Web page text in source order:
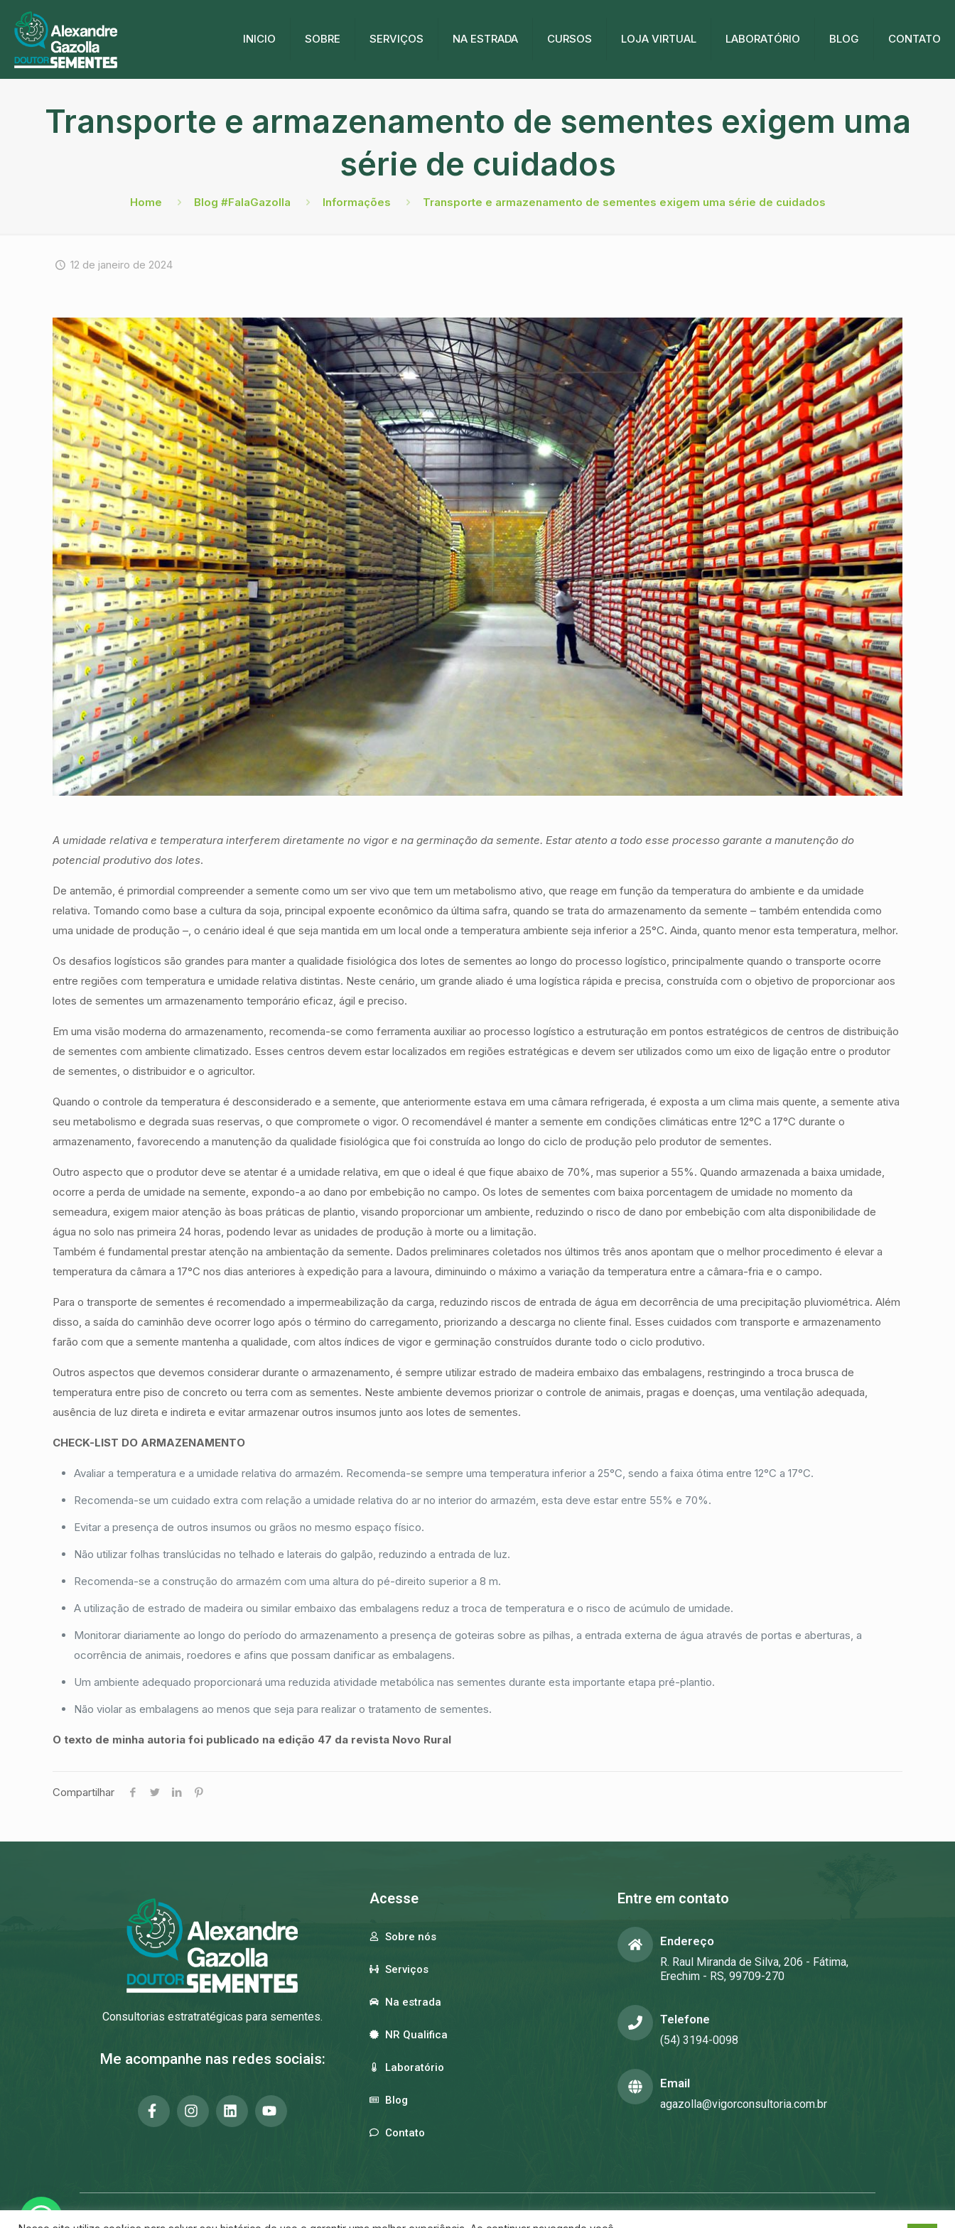
INICIO SOBRE SERVIÇOS NA ESTRADA CURSOS LOJA VIRTUAL LABORATÓRIO BLOG CONTATO
Transporte e armazenamento de sementes exigem uma
série de cuidados
Home Blog #FalaGazolla Informações Transporte e armazenamento de sementes exigem uma série de cuidados
12 de janeiro de 2024
A umidade relativa e temperatura interferem diretamente no vigor e na germinação da semente. Estar atento a todo esse processo garante a manutenção do
potencial produtivo dos lotes.
De antemão, é primordial compreender a semente como um ser vivo que tem um metabolismo ativo, que reage em função da temperatura do ambiente e da umidade
relativa. Tomando como base a cultura da soja, principal expoente econômico da última safra, quando se trata do armazenamento da semente – também entendida como
uma unidade de produção –, o cenário ideal é que seja mantida em um local onde a temperatura ambiente seja inferior a 25°C. Ainda, quanto menor esta temperatura, melhor.
Os desafios logísticos são grandes para manter a qualidade fisiológica dos lotes de sementes ao longo do processo logístico, principalmente quando o transporte ocorre
entre regiões com temperatura e umidade relativa distintas. Neste cenário, um grande aliado é uma logística rápida e precisa, construída com o objetivo de proporcionar aos
lotes de sementes um armazenamento temporário eficaz, ágil e preciso.
Em uma visão moderna do armazenamento, recomenda-se como ferramenta auxiliar ao processo logístico a estruturação em pontos estratégicos de centros de distribuição
de sementes com ambiente climatizado. Esses centros devem estar localizados em regiões estratégicas e devem ser utilizados como um eixo de ligação entre o produtor
de sementes, o distribuidor e o agricultor.
Quando o controle da temperatura é desconsiderado e a semente, que anteriormente estava em uma câmara refrigerada, é exposta a um clima mais quente, a semente ativa
seu metabolismo e degrada suas reservas, o que compromete o vigor. O recomendável é manter a semente em condições climáticas entre 12°C a 17°C durante o
armazenamento, favorecendo a manutenção da qualidade fisiológica que foi construída ao longo do ciclo de produção pelo produtor de sementes.
Outro aspecto que o produtor deve se atentar é a umidade relativa, em que o ideal é que fique abaixo de 70%, mas superior a 55%. Quando armazenada a baixa umidade,
ocorre a perda de umidade na semente, expondo-a ao dano por embebição no campo. Os lotes de sementes com baixa porcentagem de umidade no momento da
semeadura, exigem maior atenção às boas práticas de plantio, visando proporcionar um ambiente, reduzindo o risco de dano por embebição com alta disponibilidade de
água no solo nas primeira 24 horas, podendo levar as unidades de produção à morte ou a limitação.
Também é fundamental prestar atenção na ambientação da semente. Dados preliminares coletados nos últimos três anos apontam que o melhor procedimento é elevar a
temperatura da câmara a 17°C nos dias anteriores à expedição para a lavoura, diminuindo o máximo a variação da temperatura entre a câmara-fria e o campo.
Para o transporte de sementes é recomendado a impermeabilização da carga, reduzindo riscos de entrada de água em decorrência de uma precipitação pluviométrica. Além
disso, a saída do caminhão deve ocorrer logo após o término do carregamento, priorizando a descarga no cliente final. Esses cuidados com transporte e armazenamento
farão com que a semente mantenha a qualidade, com altos índices de vigor e germinação construídos durante todo o ciclo produtivo.
Outros aspectos que devemos considerar durante o armazenamento, é sempre utilizar estrado de madeira embaixo das embalagens, restringindo a troca brusca de
temperatura entre piso de concreto ou terra com as sementes. Neste ambiente devemos priorizar o controle de animais, pragas e doenças, uma ventilação adequada,
ausência de luz direta e indireta e evitar armazenar outros insumos junto aos lotes de sementes.
CHECK-LIST DO ARMAZENAMENTO
Avaliar a temperatura e a umidade relativa do armazém. Recomenda-se sempre uma temperatura inferior a 25°C, sendo a faixa ótima entre 12°C a 17°C.
Recomenda-se um cuidado extra com relação a umidade relativa do ar no interior do armazém, esta deve estar entre 55% e 70%.
Evitar a presença de outros insumos ou grãos no mesmo espaço físico.
Não utilizar folhas translúcidas no telhado e laterais do galpão, reduzindo a entrada de luz.
Recomenda-se a construção do armazém com uma altura do pé-direito superior a 8 m.
A utilização de estrado de madeira ou similar embaixo das embalagens reduz a troca de temperatura e o risco de acúmulo de umidade.
Monitorar diariamente ao longo do período do armazenamento a presença de goteiras sobre as pilhas, a entrada externa de água através de portas e aberturas, a
ocorrência de animais, roedores e afins que possam danificar as embalagens.
Um ambiente adequado proporcionará uma reduzida atividade metabólica nas sementes durante esta importante etapa pré-plantio.
Não violar as embalagens ao menos que seja para realizar o tratamento de sementes.
O texto de minha autoria foi publicado na edição 47 da revista Novo Rural
Compartilhar
Consultorias estratratégicas para sementes.
Me acompanhe nas redes sociais:
Acesse
Sobre nós
Serviços
Na estrada
NR Qualifica
Laboratório
Blog
Contato
Entre em contato
Endereço
R. Raul Miranda de Silva, 206 - Fátima,
Erechim - RS, 99709-270
Telefone
(54) 3194-0098
Email
agazolla@vigorconsultoria.com.br
Copyright © Alexandre Gazolla todos os direitos reservados.